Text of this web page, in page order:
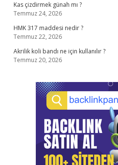
Kas çizdirmek günah mı ?
Temmuz 24, 2026
HMK 317 maddesi nedir ?
Temmuz 22, 2026
Akrilik koli bandı ne için kullanılır ?
Temmuz 20, 2026